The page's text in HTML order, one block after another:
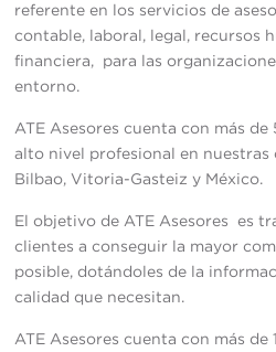
referente en los servicios de
contable, laboral, legal, recursos
financiera, para las
entorno.
ATE Asesores cuenta con más
alto nivel profesional en nuestras
Bilbao, Vitoria-Gasteiz y México.
El objetivo de ATE Asesores es
clientes a conseguir la mayor
posible, dotándoles de la
calidad que necesitan.
ATE Asesores cuenta con más